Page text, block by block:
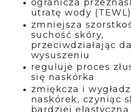
ogranicza
utratę wody (TEWL)
zmniejsza
suchość skóry,
przeciwdziałając
wysuszeniu
reguluje proces
się naskórka
zmiękcza i
naskórek, czyniąc
bardziej elastyczną